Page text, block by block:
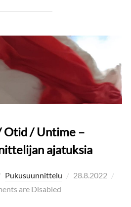
Otid / Untime –
ajatuksia
Pukusuunnittelu
Posted
28.8.2022
are Disabled